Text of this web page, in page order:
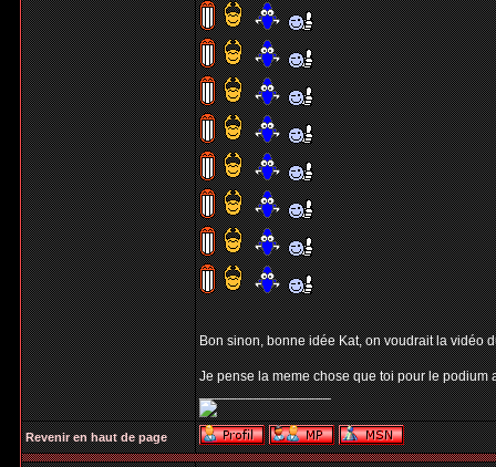
Bon sinon, bonne idée Kat, on voudrait la vidéo
Je pense la meme chose que toi pour le podium
_________________
Revenir en haut de page